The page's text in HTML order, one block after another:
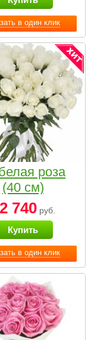
в один клик
в один клик
роза
(40 см)
740руб.
Купить